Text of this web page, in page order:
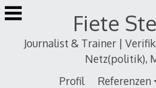
Zum
Inhalt
Fiete
Journalist & Trainer |
Netz(politik),
Profil
Referenzen